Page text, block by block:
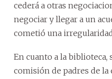
cederá a otras
negociar y llegar a un
cometió una
En cuanto a la biblioteca,
comisión de padres de la